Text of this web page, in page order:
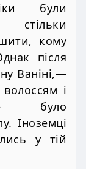
були
стільки
кому
після
Ваніні,—
і
було
Іноземці
у тій